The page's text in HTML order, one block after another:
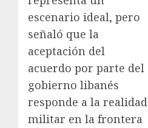
escenario ideal, pero
señaló que la
aceptación del
acuerdo por parte del
gobierno libanés
responde a la realidad
militar en la frontera